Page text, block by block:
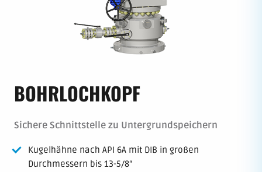
BOHRLOCHKOPF
Sichere Schnittstelle zu Untergrundspeichern
Kugelhähne nach API 6A mit DIB in großen
Durchmessern bis 13-5/8“